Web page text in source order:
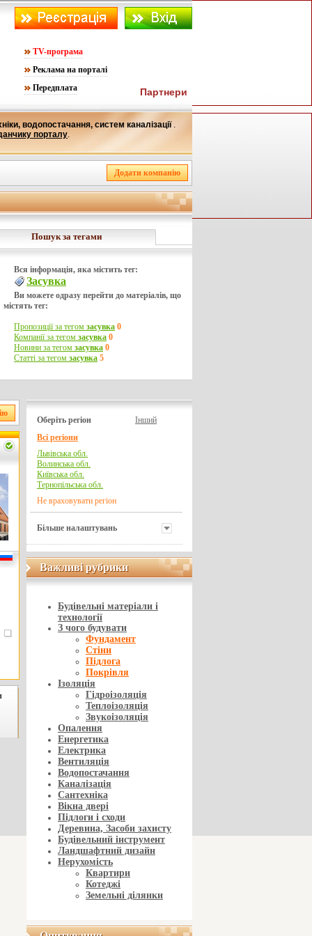
TV-програма
Реклама на порталі
Передплата
Партнери
водопостачання, систем каналізації .
порталу.
Пошук за тегами
Вся інформація, яка містить тег:
Засувка
Ви можете одразу перейти до матеріалів, що
містять тег:
Пропозиції за тегом засувка 0
Компанії за тегом засувка 0
Новини за тегом засувка 0
Статті за тегом засувка 5
Оберіть регіон
Інший
Всі регіони
Львівська обл.
Волинська обл.
Київська обл.
Тернопільська обл.
Не враховувати регіон
Більше налаштувань
Важливі рубрики
Важливі рубрики
Будівельні матеріали і
технології
З чого будувати
Фундамент
Стіни
Підлога
Покрівля
Ізоляція
Гідроізоляція
Теплоізоляція
Звукоізоляція
Опалення
Енергетика
Електрика
Вентиляція
Водопостачання
Каналізація
Сантехніка
Вікна двері
Підлоги і сходи
Деревина, Засоби захисту
Будівельний інструмент
Ландшафтний дизайн
Нерухомість
Квартири
Котеджі
Земельні ділянки